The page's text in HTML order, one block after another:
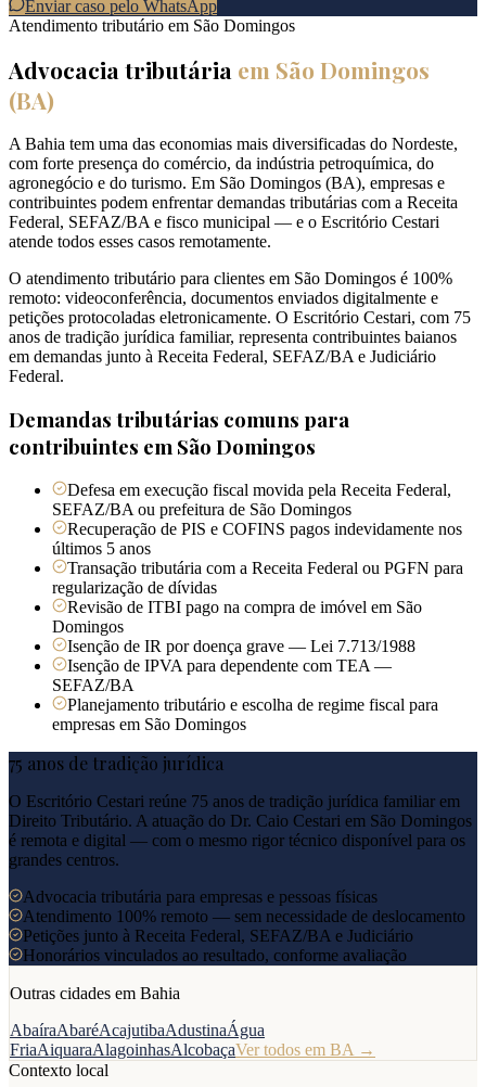
Enviar caso pelo WhatsApp
Atendimento tributário em São Domingos
Advocacia tributária em São Domingos
(BA)
A Bahia tem uma das economias mais diversificadas do Nordeste,
com forte presença do comércio, da indústria petroquímica, do
agronegócio e do turismo. Em São Domingos (BA), empresas e
contribuintes podem enfrentar demandas tributárias com a Receita
Federal, SEFAZ/BA e fisco municipal — e o Escritório Cestari
atende todos esses casos remotamente.
O atendimento tributário para clientes em São Domingos é 100%
remoto: videoconferência, documentos enviados digitalmente e
petições protocoladas eletronicamente. O Escritório Cestari, com 75
anos de tradição jurídica familiar, representa contribuintes baianos
em demandas junto à Receita Federal, SEFAZ/BA e Judiciário
Federal.
Demandas tributárias comuns para
contribuintes em São Domingos
Defesa em execução fiscal movida pela Receita Federal,
SEFAZ/BA ou prefeitura de São Domingos
Recuperação de PIS e COFINS pagos indevidamente nos
últimos 5 anos
Transação tributária com a Receita Federal ou PGFN para
regularização de dívidas
Revisão de ITBI pago na compra de imóvel em São
Domingos
Isenção de IR por doença grave — Lei 7.713/1988
Isenção de IPVA para dependente com TEA —
SEFAZ/BA
Planejamento tributário e escolha de regime fiscal para
empresas em São Domingos
75 anos de tradição jurídica
O Escritório Cestari reúne 75 anos de tradição jurídica familiar em
Direito Tributário. A atuação do Dr. Caio Cestari em São Domingos
é remota e digital — com o mesmo rigor técnico disponível para os
grandes centros.
Advocacia tributária para empresas e pessoas físicas
Atendimento 100% remoto — sem necessidade de deslocamento
Petições junto à Receita Federal, SEFAZ/BA e Judiciário
Honorários vinculados ao resultado, conforme avaliação
Outras cidades em Bahia
AbaíraAbaréAcajutibaAdustinaÁgua
FriaAiquaraAlagoinhasAlcobaçaVer todos em BA →
Contexto local